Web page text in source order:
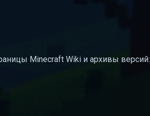
Minecraft Wiki и архивы версий: